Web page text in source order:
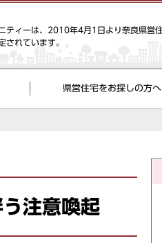
ティーは、2010年4月1日より奈良県営
されています。
県営住宅をお探しの方へ
注意喚起